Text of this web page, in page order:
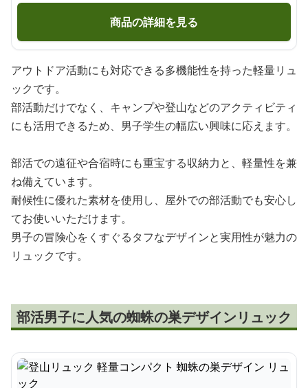
商品の詳細を見る
アウトドア活動にも対応できる多機能性を持った軽量リュ
ックです。
部活動だけでなく、キャンプや登山などのアクティビティ
にも活用できるため、男子学生の幅広い興味に応えます。
部活での遠征や合宿時にも重宝する収納力と、軽量性を兼
ね備えています。
耐候性に優れた素材を使用し、屋外での部活動でも安心し
てお使いいただけます。
男子の冒険心をくすぐるタフなデザインと実用性が魅力の
リュックです。
部活男子に人気の蜘蛛の巣デザインリュック